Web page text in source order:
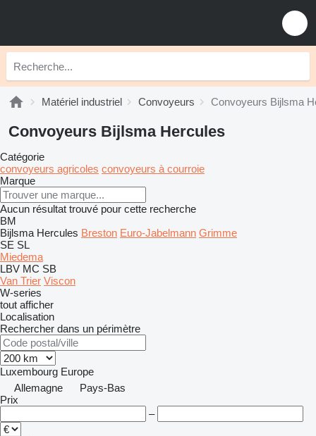
Matériel industriel Convoyeurs Convoyeurs Bijlsma
Convoyeurs Bijlsma Hercules
Catégorie
convoyeurs agricoles convoyeurs à courroie
Marque
Aucun résultat trouvé pour cette recherche
BM
Bijlsma Hercules Breston Euro-Jabelmann Grimme
SE SL
Miedema
LBV MC SB
Van Trier Viscon
W-series
tout afficher
Localisation
Rechercher dans un périmètre
Luxembourg Europe
Allemagne
Pays-Bas
Prix
–